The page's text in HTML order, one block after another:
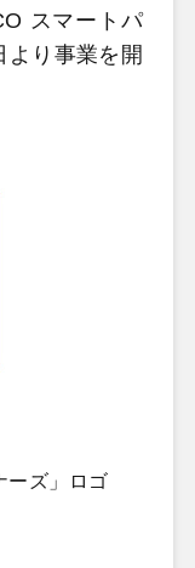
スマートパ
より事業を開
ーズ」ロゴ